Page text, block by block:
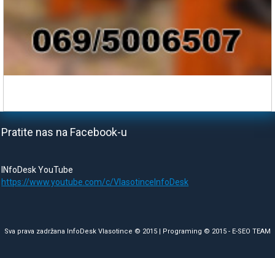
Pratite nas na Facebook-u
INfoDesk YouTube
https://www.youtube.com/c/VlasotinceInfoDesk
Sva prava zadržana InfoDesk Vlasotince © 2015 | Programing © 2015 - E-SEO TEAM